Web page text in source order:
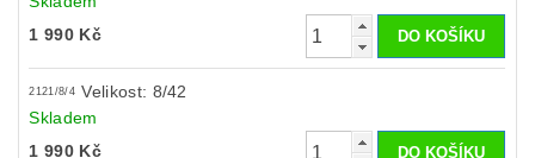
1 990 Kč
2121/8/4 Velikost: 8/42
Skladem
1 990 Kč